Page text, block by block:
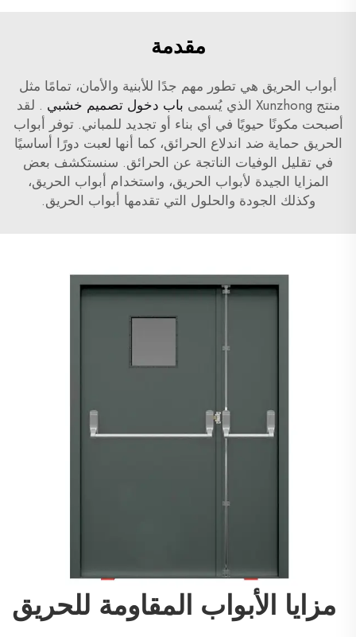
مقدمة
أبواب الحريق هي تطور مهم جدًا للأبنية والأمان، تمامًا مثل
منتج Xunzhong الذي يُسمى
باب دخول تصميم خشبي . لقد
أصبحت مكونًا حيويًا في أي بناء أو تجديد للمباني. توفر أبواب
الحريق حماية ضد اندلاع الحرائق، كما أنها لعبت دورًا أساسيًا
في تقليل الوفيات الناتجة عن الحرائق. سنستكشف بعض
المزايا الجيدة لأبواب الحريق، واستخدام أبواب الحريق،
وكذلك الجودة والحلول التي تقدمها أبواب الحريق.
مزايا الأبواب المقاومة للحريق